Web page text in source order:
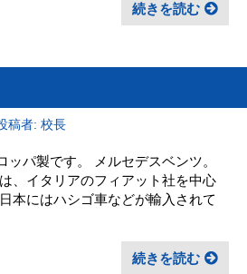
続きを読む
稿者: 校長
ッパ製です。 メルセデスベンツ。
、イタリアのフィアット社を中心
本にはハシゴ車などが輸入されて
続きを読む